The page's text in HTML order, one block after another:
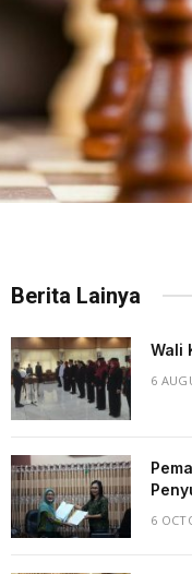
Berita Lainya
Wali
6
6